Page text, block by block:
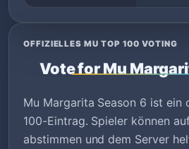
OFFIZIELLES MU TOP 100 VOTING
Vote for Mu
Mu Margarita Season 6 ist ein
100-Eintrag. Spieler können
abstimmen und dem Server